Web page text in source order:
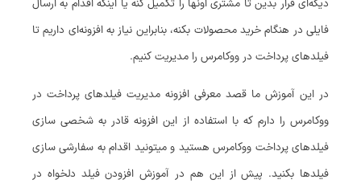
دیگه‌ای قرار بدین تا مشتری اونها را تکمیل کنه یا اینکه اقدام به ارسال
فایلی در هنگام خرید محصولات بکنه، بنابراین نیاز به افزونه‌ای داریم تا
فیلدهای پرداخت در ووکامرس را مدیریت کنیم.
در این آموزش ما قصد معرفی افزونه مدیریت فیلدهای پرداخت در
ووکامرس را دارم که با استفاده از این افزونه قادر به شخصی سازی
فیلدهای پرداخت ووکامرس هستید و میتونید اقدام به سفارشی سازی
فیلدها بکنید. پیش از این هم در آموزش افزودن فیلد دلخواه در